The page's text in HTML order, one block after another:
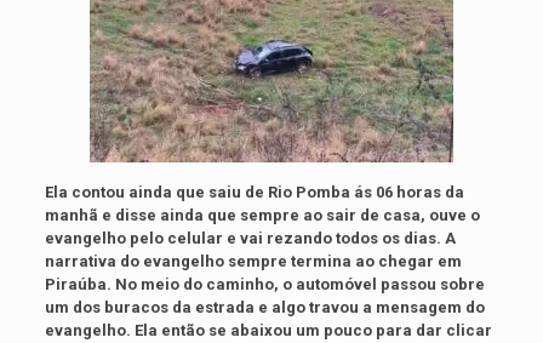
Ela contou ainda que saiu de Rio Pomba ás 06 horas da
manhã e disse ainda que sempre ao sair de casa, ouve o
evangelho pelo celular e vai rezando todos os dias. A
narrativa do evangelho sempre termina ao chegar em
Piraúba. No meio do caminho, o automóvel passou sobre
um dos buracos da estrada e algo travou a mensagem do
evangelho. Ela então se abaixou um pouco para dar clicar